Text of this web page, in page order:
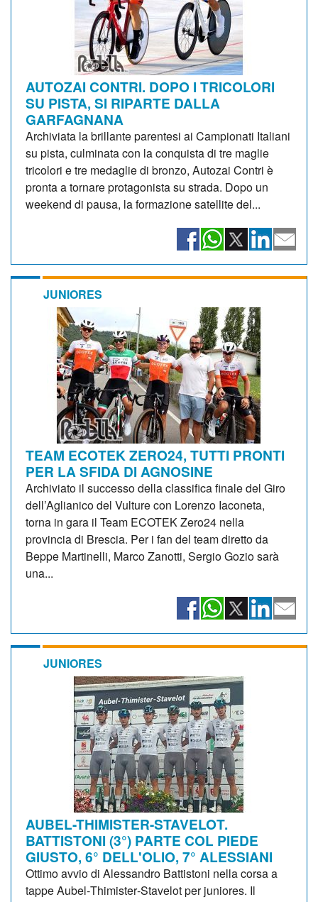
AUTOZAI CONTRI. DOPO I TRICOLORI
SU PISTA, SI RIPARTE DALLA
GARFAGNANA
Archiviata la brillante parentesi ai Campionati Italiani
su pista, culminata con la conquista di tre maglie
tricolori e tre medaglie di bronzo, Autozai Contri è
pronta a tornare protagonista su strada. Dopo un
weekend di pausa, la formazione satellite del...
JUNIORES
TEAM ECOTEK ZERO24, TUTTI PRONTI
PER LA SFIDA DI AGNOSINE
Archiviato il successo della classifica finale del Giro
dell’Aglianico del Vulture con Lorenzo Iaconeta,
torna in gara il Team ECOTEK Zero24 nella
provincia di Brescia. Per i fan del team diretto da
Beppe Martinelli, Marco Zanotti, Sergio Gozio sarà
una...
JUNIORES
AUBEL-THIMISTER-STAVELOT.
BATTISTONI (3°) PARTE COL PIEDE
GIUSTO, 6° DELL'OLIO, 7° ALESSIANI
Ottimo avvio di Alessandro Battistoni nella corsa a
tappe Aubel‑Thimister‑Stavelot per juniores. Il